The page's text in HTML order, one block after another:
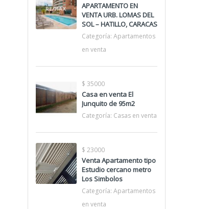
APARTAMENTO EN
VENTA URB. LOMAS DEL
SOL – HATILLO, CARACAS
Categoría: Apartamentos
en venta
$ 35000
Casa en venta El
Junquito de 95m2
Categoría: Casas en venta
$ 23000
Venta Apartamento tipo
Estudio cercano metro
Los Simbolos
Categoría: Apartamentos
en venta